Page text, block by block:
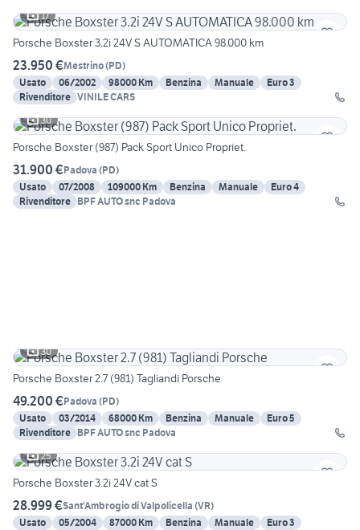
17
Porsche Boxster 3.2i 24V S AUTOMATICA 98.000 km
23.950 €Mestrino(PD)
Usato
06/2002 98000 Km Benzina Manuale
Euro 3
Rivenditore VINILE CARS
30
Porsche Boxster (987) Pack Sport Unico Propriet.
31.900 €Padova (PD)
Usato
07/2008 109000 Km Benzina Manuale
Euro 4
Rivenditore
BPF AUTO snc Padova
30
Porsche Boxster 2.7 (981) Tagliandi Porsche
49.200 €Padova (PD)
Usato
03/2014 68000 Km Benzina Manuale
Euro 5
Rivenditore
BPF AUTO snc Padova
25
Porsche Boxster 3.2i 24V cat S
28.999 €Sant'Ambrogio di Valpolicella (VR)
Usato
05/2004 87000 Km Benzina Manuale
Euro 3